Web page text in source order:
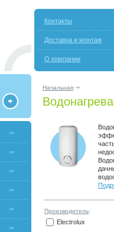
Контакты
Доставка и монтаж
О компании
Начальная
Производитель:
Electrolux